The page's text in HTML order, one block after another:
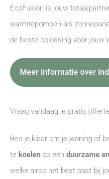
EcoFusion is jouw
warmtepompen als
de beste oplossing voor jouw
Meer informatie over
Vraag vandaag je gratis
Ben je klaar om je woning of
te koelen op een duurzame
welke airco het best past bij